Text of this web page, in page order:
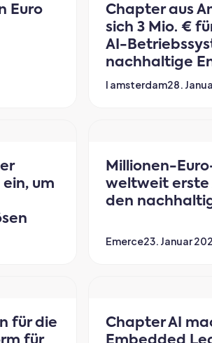
Euro
Chapter aus
sich 3 Mio. €
AI-
nachhaltige
I amsterdam28.
um
Millionen-
weltweit
den
Emerce23. Januar
für die
Chapter AI